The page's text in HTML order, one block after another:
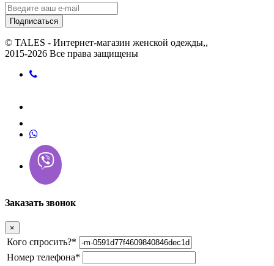
Подписаться
© TALES - Интернет-магазин женской одежды,,
2015-2026 Все права защищены
Заказать звонок
×
Кого спросить?*
Номер телефона*